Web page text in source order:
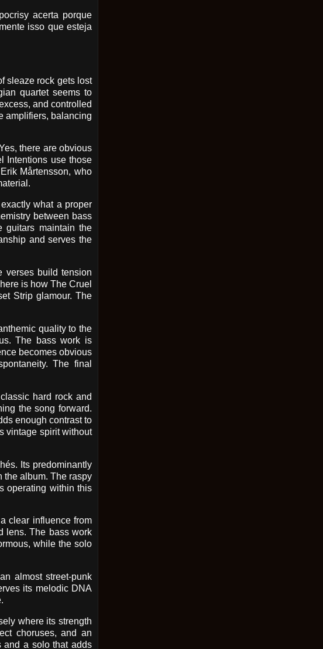
acerta porque
isso que esteja
sleaze rock gets lost
quartet seems to
and controlled
amplifiers, balancing
there are obvious
Intentions use those
Mårtensson, who
what a proper
between bass
guitars maintain the
and serves the
verses build tension
is how The Cruel
Strip glamour. The
quality to the
The bass work is
becomes obvious
The final
hard rock and
the song forward.
enough contrast to
vintage spirit without
Its predominantly
the album. The raspy
operating within this
clear influence from
lens. The bass work
while the solo
almost street-punk
its melodic DNA
where its strength
choruses, and an
and a solo that adds